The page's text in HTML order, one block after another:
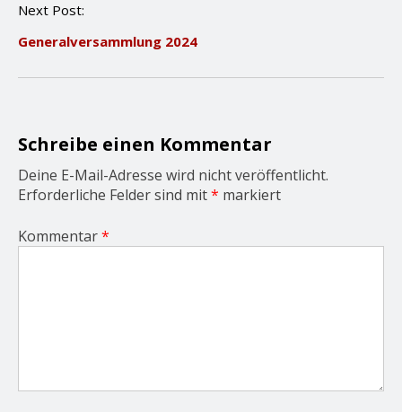
a
i
o
Next Post:
Generalversammlung 2024
Schreibe einen Kommentar
Deine E-Mail-Adresse wird nicht veröffentlicht.
Erforderliche Felder sind mit* markiert
Kommentar*